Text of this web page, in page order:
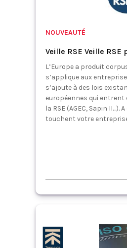
NOUVEAUTÉ
Veille RSE Veille RSE
L’Europe a produit
s’applique aux
s’ajoute à des lois
européennes qui
la RSE (AGEC, Sapin
touchent votre